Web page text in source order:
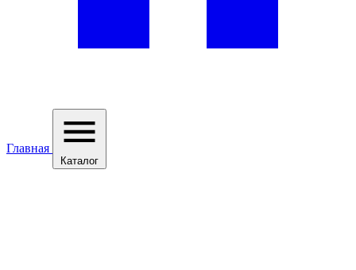
Главная
Каталог